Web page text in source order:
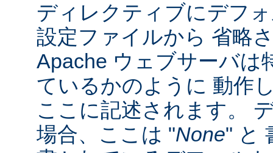
ディレクティブにデフ
設定ファイルから 省略
Apache ウェブサーバは
ているかのように 動作
ここに記述されます。
場合、ここは "None" と